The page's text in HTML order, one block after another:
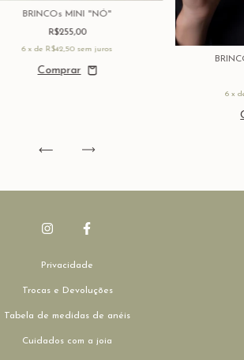
BRINCOs MINI "NÓ"
R$255,00
6 x de R$42,50 sem juros
6 x
Privacidade
Trocas e Devoluções
Tabela de medidas de anéis
Cuidados com a joia